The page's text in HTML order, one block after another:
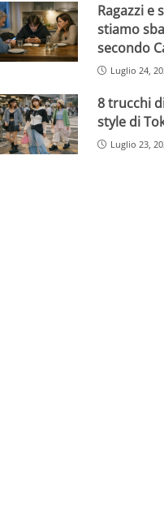
Ragazzi e
stiamo
secondo
Luglio 24,
8 trucchi
style di
Luglio 23,